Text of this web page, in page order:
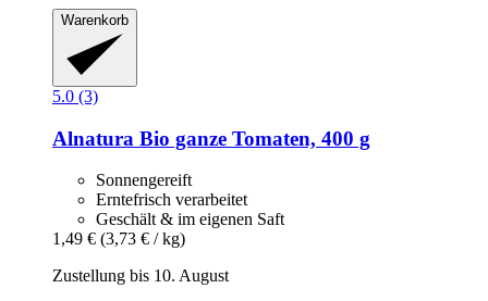
Warenkorb
5.0 (3)
Alnatura Bio ganze Tomaten, 400 g
Sonnengereift
Erntefrisch verarbeitet
Geschält & im eigenen Saft
1,49 € (3,73 € / kg)
Zustellung bis 10. August